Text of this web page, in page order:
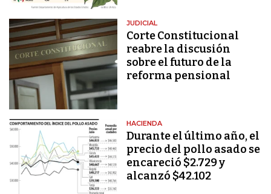
JUDICIAL
Corte Constitucional
reabre la discusión
sobre el futuro de la
reforma pensional
HACIENDA
Durante el último año, el
precio del pollo asado se
encareció $2.729 y
alcanzó $42.102